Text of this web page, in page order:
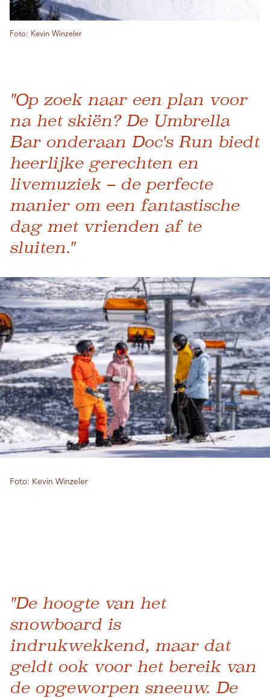
Foto: Kevin Winzeler
"Op zoek naar een plan voor
na het skiën? De Umbrella
Bar onderaan Doc's Run biedt
heerlijke gerechten en
livemuziek – de perfecte
manier om een ​​fantastische
dag met vrienden af ​​te
sluiten."
Foto: Kevin Winzeler
"De hoogte van het
snowboard is
indrukwekkend, maar dat
geldt ook voor het bereik van
de opgeworpen sneeuw. De